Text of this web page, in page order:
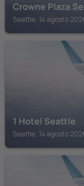
Crowne Plaza
Seattle, 14 agosto
1 Hotel Seattle
Seattle, 14 agosto